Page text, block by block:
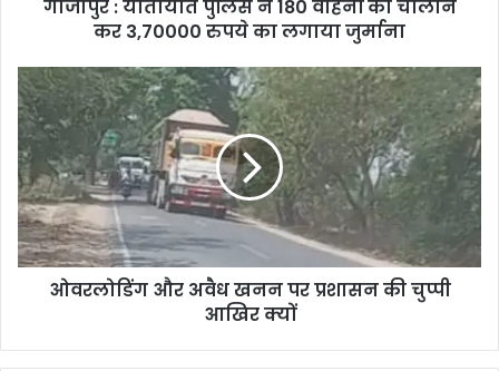
गाजीपुर : यातायात पुलिस ने 180 वाहनों का चालान
कर 3,70000 रुपये का लगाया जुर्माना
ओवरलोडिंग और अवैध खनन पर प्रशासन की चुप्पी
आखिर क्यों